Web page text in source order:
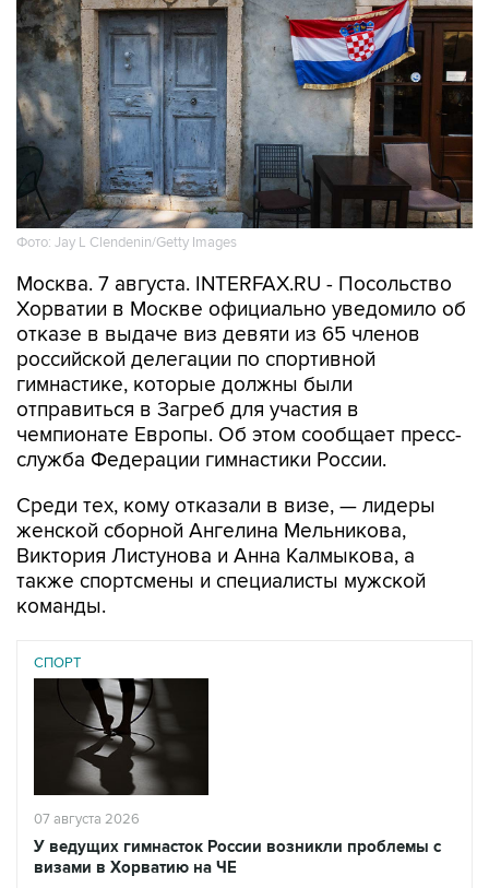
Фото: Jay L Clendenin/Getty Images
Москва. 7 августа. INTERFAX.RU - Посольство
отказе в выдаче виз девяти из 65 членов
российской делегации по спортивной
гимнастике, которые должны были
отправиться в Загреб для участия в
чемпионате Европы. Об этом сообщает пресс-
служба Федерации гимнастики России.
Среди тех, кому отказали в визе, — лидеры
Виктория Листунова и Анна Калмыкова, а
также спортсмены и специалисты мужской
команды.
СПОРТ
07 августа 2026
У ведущих гимнасток России возникли проблемы с
визами в Хорватию на ЧЕ
Читать подробнее